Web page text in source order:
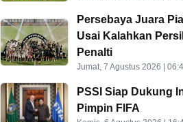
Persebaya Juara
Usai Kalahkan
Penalti
Jumat, 7 Agustus 2026 |
PSSI Siap Dukung
Pimpin FIFA